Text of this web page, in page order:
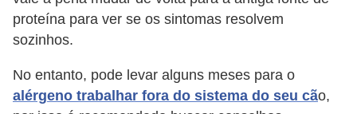
proteína para ver se os sintomas resolvem
sozinhos.
No entanto, pode levar alguns meses para o
alérgeno trabalhar fora do sistema do seu cão,
e
s
ú
d